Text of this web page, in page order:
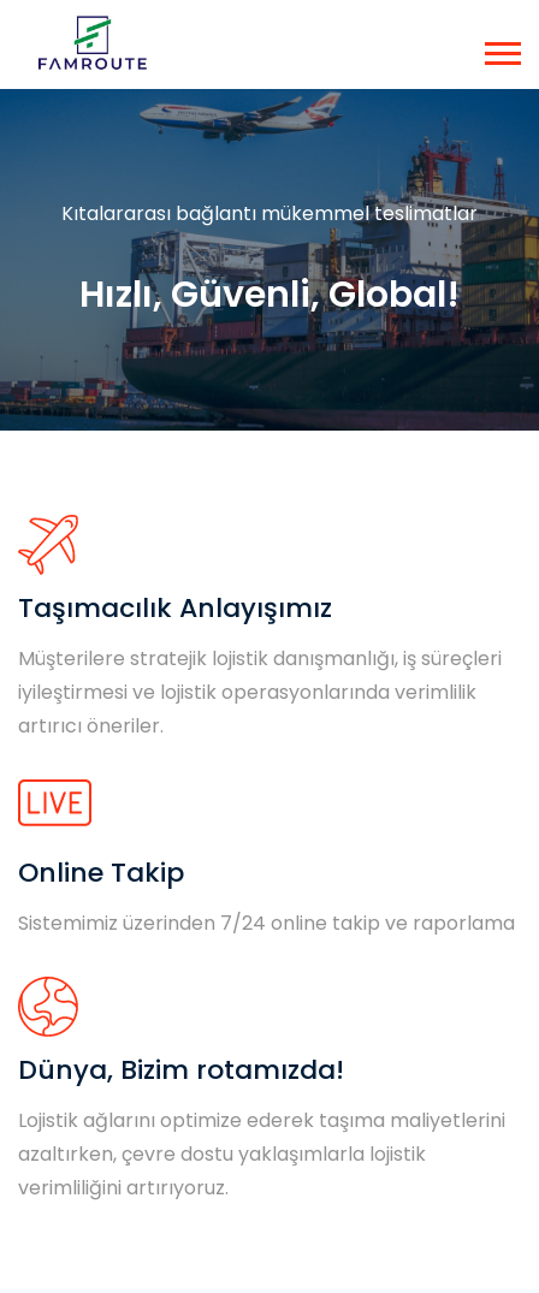
Kıtalararası bağlantı mükemmel teslimatlar
Hızlı, Güvenli, Global!
Taşımacılık Anlayışımız
Müşterilere stratejik lojistik danışmanlığı, iş süreçleri
iyileştirmesi ve lojistik operasyonlarında verimlilik
artırıcı öneriler.
Online Takip
Sistemimiz üzerinden 7/24 online takip ve raporlama
Dünya, Bizim rotamızda!
Lojistik ağlarını optimize ederek taşıma maliyetlerini
azaltırken, çevre dostu yaklaşımlarla lojistik
verimliliğini artırıyoruz.